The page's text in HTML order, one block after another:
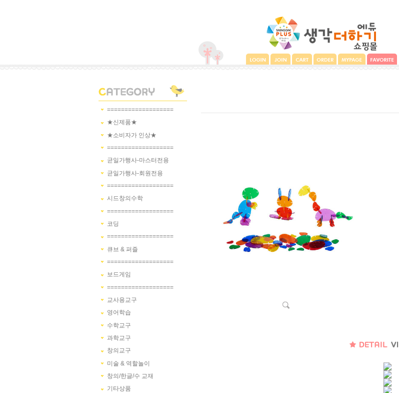
===================
★신제품★
★소비자가 인상★
===================
균일가행사-마스터전용
균일가행사-회원전용
===================
시드창의수학
===================
코딩
===================
큐브 & 퍼즐
===================
보드게임
===================
교사용교구
영어학습
수학교구
과학교구
창의교구
미술 & 역할놀이
창의/한글/수 교재
기타상품